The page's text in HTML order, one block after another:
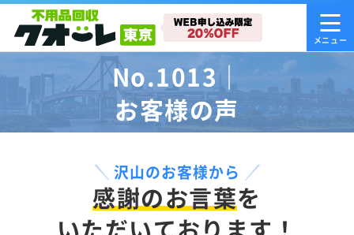
No.1013｜
お客様の声
沢山のお客様から
感謝のお言葉を